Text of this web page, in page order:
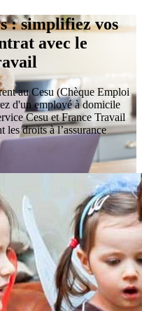
: simplifiez vos
avec le
au Cesu (Chèque Emploi
d'un employé à domicile
Cesu et France Travail
les droits à l’assurance